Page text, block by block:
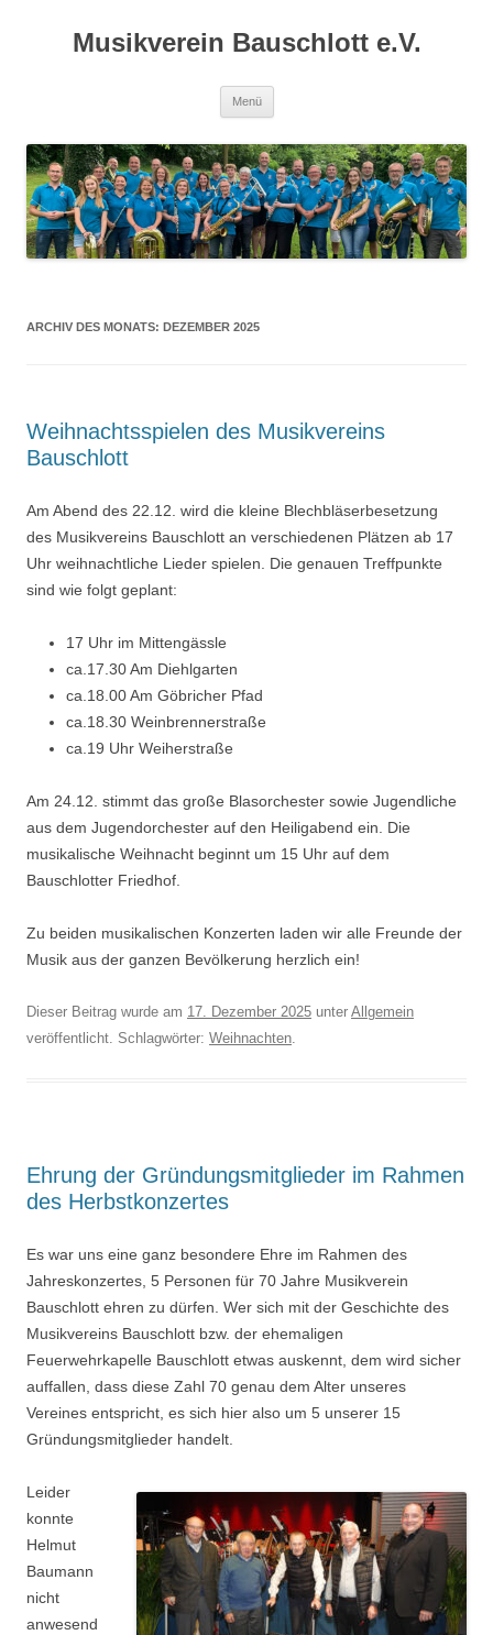
springenMusikverein Bauschlott e.V.
Menü
ARCHIV DES MONATS: DEZEMBER 2025
Weihnachtsspielen des Musikvereins
Bauschlott
Am Abend des 22.12. wird die kleine Blechbläserbesetzung
des Musikvereins Bauschlott an verschiedenen Plätzen ab 17
Uhr weihnachtliche Lieder spielen. Die genauen Treffpunkte
sind wie folgt geplant:
17 Uhr im Mittengässle
ca.17.30 Am Diehlgarten
ca.18.00 Am Göbricher Pfad
ca.18.30 Weinbrennerstraße
ca.19 Uhr Weiherstraße
Am 24.12. stimmt das große Blasorchester sowie Jugendliche
aus dem Jugendorchester auf den Heiligabend ein. Die
musikalische Weihnacht beginnt um 15 Uhr auf dem
Bauschlotter Friedhof.
Zu beiden musikalischen Konzerten laden wir alle Freunde der
Musik aus der ganzen Bevölkerung herzlich ein!
Dieser Beitrag wurde am 17. Dezember 2025 unter Allgemein
veröffentlicht. Schlagwörter: Weihnachten.
Ehrung der Gründungsmitglieder im Rahmen
des Herbstkonzertes
Es war uns eine ganz besondere Ehre im Rahmen des
Jahreskonzertes, 5 Personen für 70 Jahre Musikverein
Bauschlott ehren zu dürfen. Wer sich mit der Geschichte des
Musikvereins Bauschlott bzw. der ehemaligen
Feuerwehrkapelle Bauschlott etwas auskennt, dem wird sicher
auffallen, dass diese Zahl 70 genau dem Alter unseres
Vereines entspricht, es sich hier also um 5 unserer 15
Gründungsmitglieder handelt.
Leider
konnte
Helmut
Baumann
nicht
anwesend